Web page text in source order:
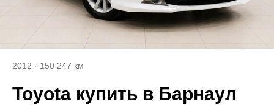
2012 · 150 247 км
Toyota купить в Барнаул